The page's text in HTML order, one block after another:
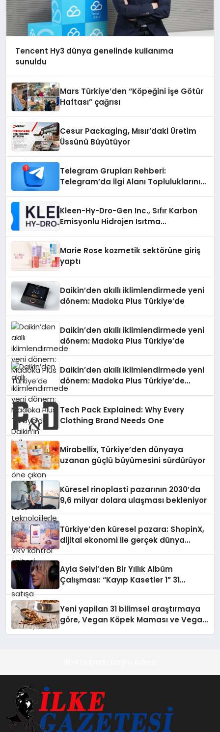
Tencent Hy3 dünya genelinde kullanıma
sunuldu
Mars Türkiye’den “Köpeğini İşe Götür
Haftası” çağrısı
Cesur Packaging, Mısır’daki Üretim
Üssünü Büyütüyor
Telegram Grupları Rehberi:
Telegram’da İlgi Alanı Topluluklarını
Kleen-Hy-Dro-Gen Inc., Sıfır Karbon
Emisyonlu Hidrojen Isıtma
Marie Rose kozmetik sektörüne giriş
yaptı
Daikin’den akıllı iklimlendirmede yeni
dönem: Madoka Plus Türkiye’de
Daikin’den akıllı iklimlendirmede yeni
dönem: Madoka Plus Türkiye’de
Daikin’den akıllı iklimlendirmede yeni
dönem: Madoka Plus Türkiye’de
Daikin’in kullanıcı dostu tasarımıyla
teknolojilerle donatılmış son modeli
VRV kontrol ünitesi Madoka Plus
Türkiye’de satışa sunuldu. Tam
dokunmatik ekranı, mobil uygulama
desteği ve akıllı sensör entegrasyonu
sayesinde iklimlendirme sistemlerinin
yönetimini daha kolay, konforlu ve
verimli hale getiriyor. Enerji
verimliliğini artırırken modern yaşam
Tech Pack Explained: Why Every
Clothing Brand Needs One
Mirabellix, Türkiye’den dünyaya
uzanan güçlü büyümesini sürdürüyor
Küresel rinoplasti pazarının 2030’da
9,6 milyar dolara ulaşması bekleniyor
Türkiye’den küresel pazara: ShopinX,
dijital ekonomi ile gerçek dünya
Ayla Selvi’den Bir Yıllık Albüm
Çalışması: “Kayıp Kasetler 1” 31
Yeni yapilan 31 bilimsel araştırmaya
göre, Vegan Köpek Maması ve Vegan